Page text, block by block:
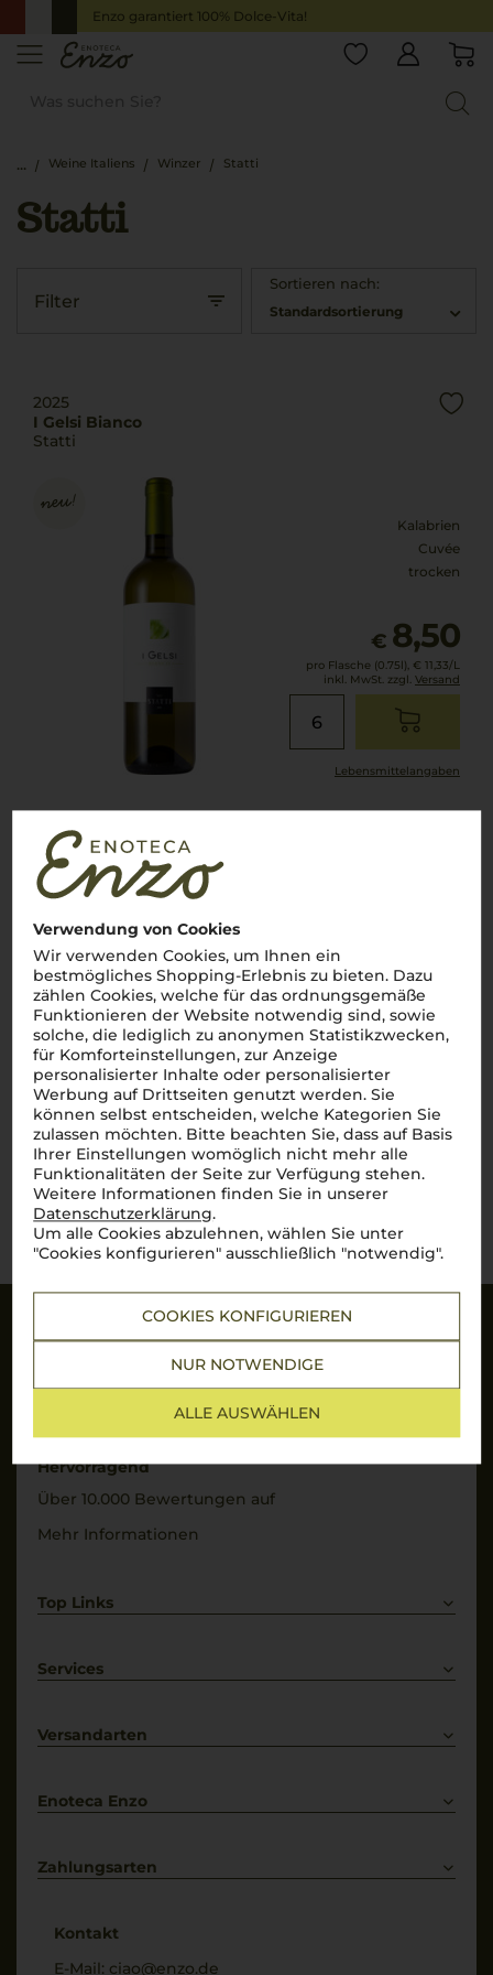
Verwendung von Cookies
Wir verwenden Cookies, um Ihnen ein
bestmögliches Shopping-Erlebnis zu bieten. Dazu
zählen Cookies, welche für das ordnungsgemäße
Funktionieren der Website notwendig sind, sowie
solche, die lediglich zu anonymen Statistikzwecken,
für Komforteinstellungen, zur Anzeige
personalisierter Inhalte oder personalisierter
Werbung auf Drittseiten genutzt werden. Sie
können selbst entscheiden, welche Kategorien Sie
zulassen möchten. Bitte beachten Sie, dass auf Basis
Ihrer Einstellungen womöglich nicht mehr alle
Funktionalitäten der Seite zur Verfügung stehen.
Weitere Informationen finden Sie in unserer
Datenschutzerklärung.
Um alle Cookies abzulehnen, wählen Sie unter
"Cookies konfigurieren" ausschließlich "notwendig".
COOKIES KONFIGURIEREN
NUR NOTWENDIGE
ALLE AUSWÄHLEN
Enzo garantiert 100% Dolce-Vita!
Weine Italiens Winzer Statti
Statti
Filter
Sortieren nach:
Standardsortierung
2025
I Gelsi Bianco
Statti
Kalabrien
Cuvée
trocken
€ 8,50
pro Flasche (0.75l), € 11,33/L
inkl. MwSt. zzgl. Versand
Lebensmittel­angaben
2020
Batasarro Statti
Statti
Cuvée
trocken
€ 25,90
pro Flasche (0.75l),
inkl. MwSt. zzgl. Versand
Lebensmittel­angaben
Sicherheit
SSL-Daten­verschlüs­selung: Ihre Daten können
nicht von Unbe­fugten gelesen werden.
Hervorragend
Über 10.000 Bewertungen auf
Mehr Informationen
Top Links
Weißwein
Services
Kontakt
Versandarten
Enoteca Enzo
Bewertungs-Richtlinien
Zahlungsarten
Kontakt
E-Mail: ciao@enzo.de